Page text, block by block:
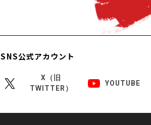
SNS公式アカウント
X（旧
TWITTER）
YOUTUBE